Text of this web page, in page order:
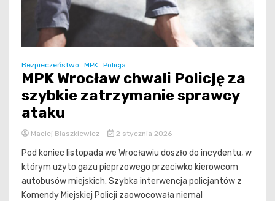
Bezpieczeństwo MPK Policja
MPK Wrocław chwali Policję za
szybkie zatrzymanie sprawcy
ataku
Maciej Błaszkiewicz 2 stycznia 2026
Pod koniec listopada we Wrocławiu doszło do incydentu, w
którym użyto gazu pieprzowego przeciwko kierowcom
autobusów miejskich. Szybka interwencja policjantów z
Komendy Miejskiej Policji zaowocowała niemal